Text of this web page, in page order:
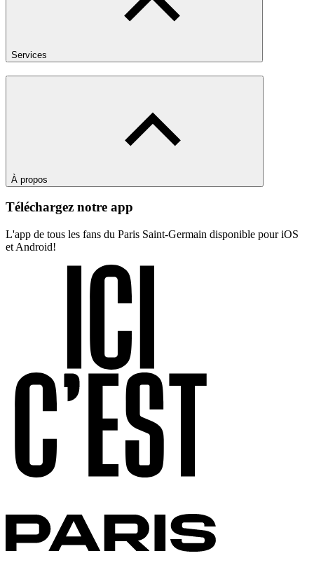
Services
À propos
Téléchargez notre app
L'app de tous les fans du Paris Saint-Germain disponible pour iOS
et Android!